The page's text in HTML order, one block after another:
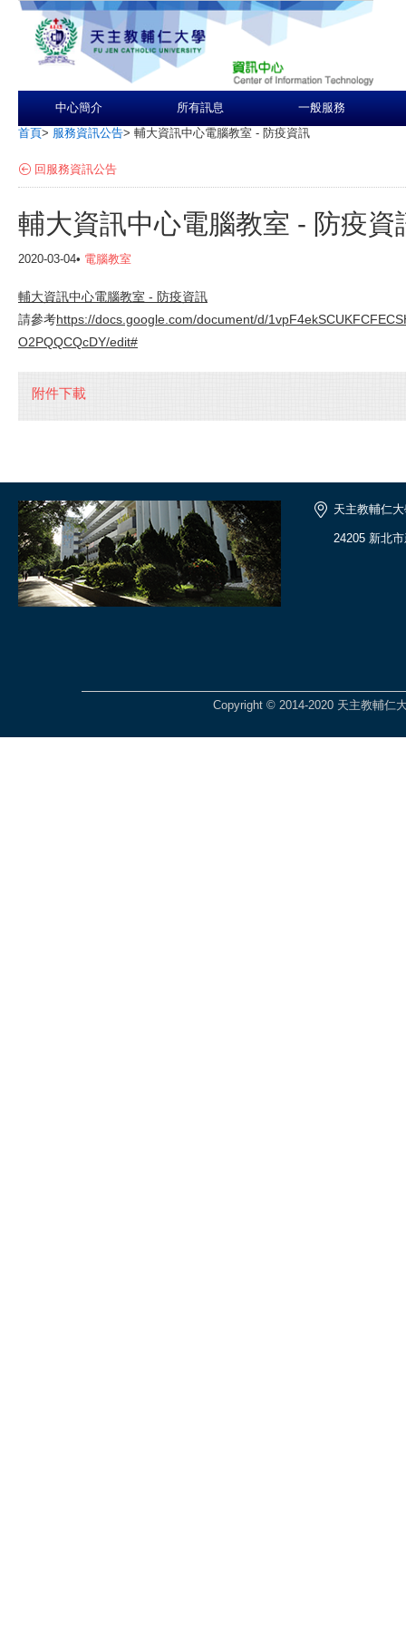
中心簡介 所有訊息 一般服務
首頁> 服務資訊公告> 輔大資訊中心電腦教室 - 防疫資訊
回服務資訊公告
輔大資訊中心電腦教室 - 防疫資
2020-03-04• 電腦教室
輔大資訊中心電腦教室 - 防疫資訊
請參考https://docs.google.com/document/d/
O2PQQCQcDY/edit#
附件下載
天主教輔仁
24205 新北
Copyright © 2014-2020 天主教輔仁